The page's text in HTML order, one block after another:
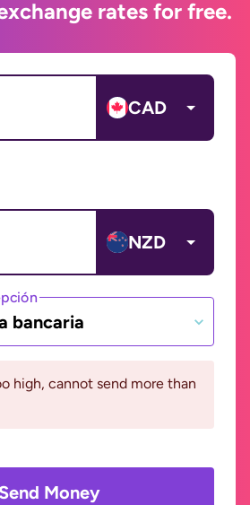
rates for free.
CAD
NZD
bancaria
high, cannot send more than
Send Money